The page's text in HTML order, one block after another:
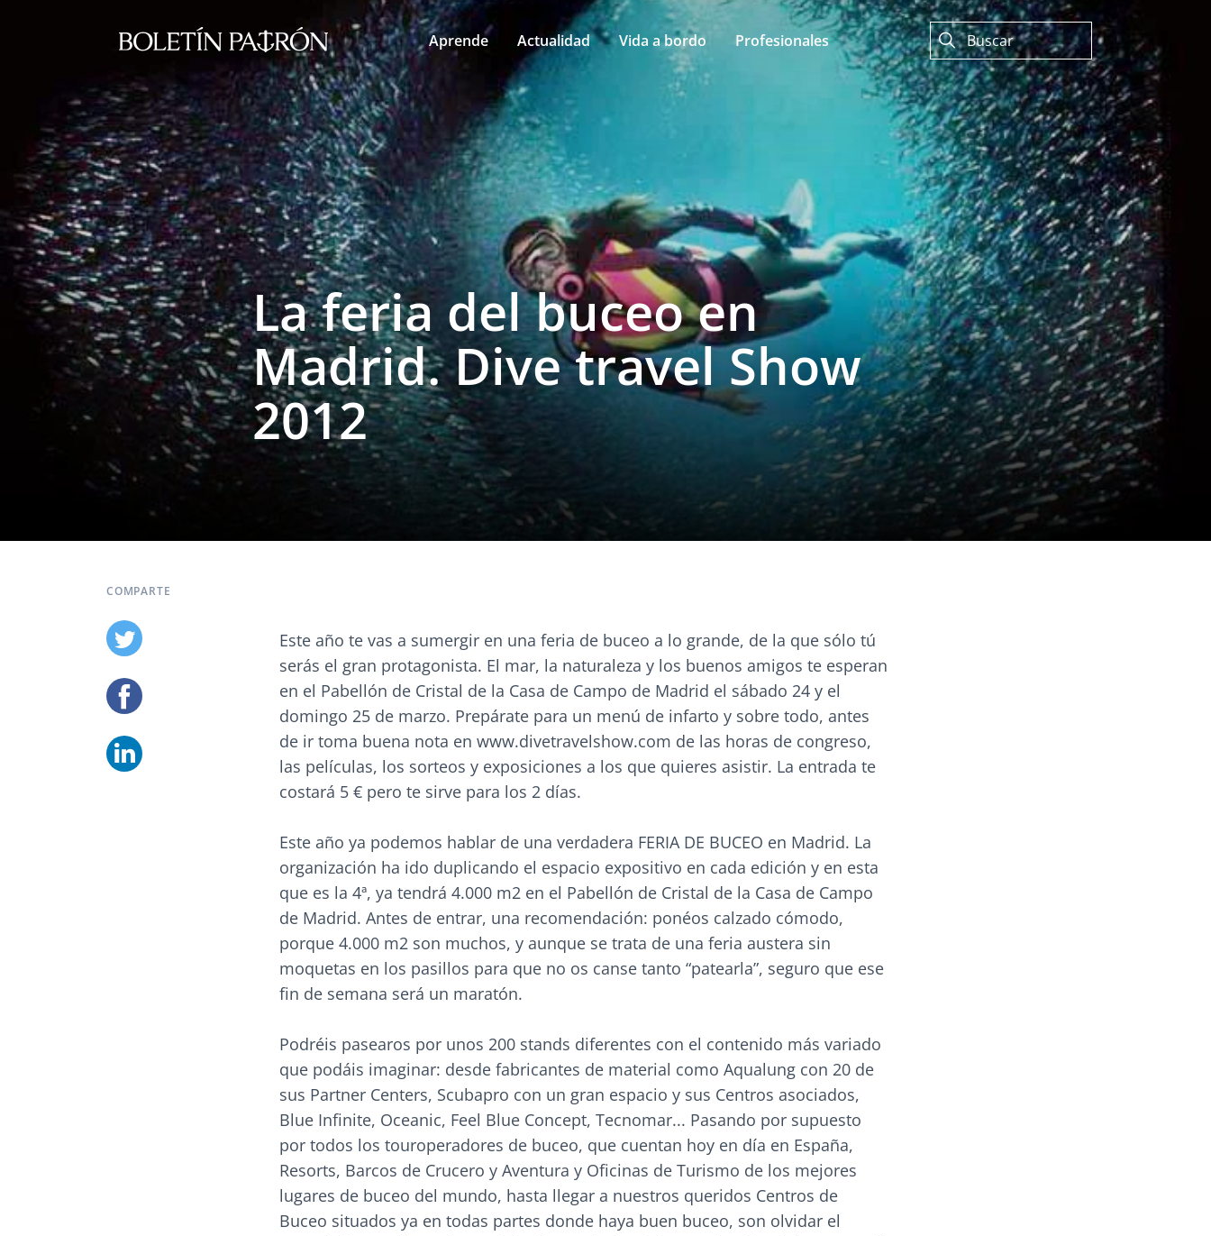
Aprende Actualidad Vida a bordo Profesionales
La feria del buceo en
Madrid. Dive travel Show
2012
COMPARTE
Este año te vas a sumergir en una feria de buceo a lo grande, de la que sólo tú
serás el gran protagonista. El mar, la naturaleza y los buenos amigos te esperan
en el Pabellón de Cristal de la Casa de Campo de Madrid el sábado 24 y el
domingo 25 de marzo. Prepárate para un menú de infarto y sobre todo, antes
de ir toma buena nota en www.divetravelshow.com de las horas de congreso,
las películas, los sorteos y exposiciones a los que quieres asistir. La entrada te
costará 5 € pero te sirve para los 2 días.
Este año ya podemos hablar de una verdadera FERIA DE BUCEO en Madrid. La
organización ha ido duplicando el espacio expositivo en cada edición y en esta
que es la 4ª, ya tendrá 4.000 m2 en el Pabellón de Cristal de la Casa de Campo
de Madrid. Antes de entrar, una recomendación: ponéos calzado cómodo,
porque 4.000 m2 son muchos, y aunque se trata de una feria austera sin
moquetas en los pasillos para que no os canse tanto “patearla”, seguro que ese
fin de semana será un maratón.
Podréis pasearos por unos 200 stands diferentes con el contenido más variado
que podáis imaginar: desde fabricantes de material como Aqualung con 20 de
sus Partner Centers, Scubapro con un gran espacio y sus Centros asociados,
Blue Infinite, Oceanic, Feel Blue Concept, Tecnomar... Pasando por supuesto
por todos los touroperadores de buceo, que cuentan hoy en día en España,
Resorts, Barcos de Crucero y Aventura y Oficinas de Turismo de los mejores
lugares de buceo del mundo, hasta llegar a nuestros queridos Centros de
Buceo situados ya en todas partes donde haya buen buceo, son olvidar el